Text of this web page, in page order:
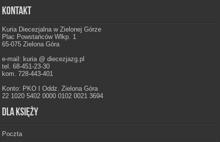
Kontakt
Kuria Diecezjalna w Zielonej Górze
Plac Powstańców Wlkp. 1
65-075 Zielona Góra
e-mail: kuria @ diecezjazg.pl
tel. 68-451-23-30
kom. 728-443-401
Konto: PKO I Oddz. Zielona Góra
22 1020 5402 0000 0102 0021 3694
Dla księży
Poczta